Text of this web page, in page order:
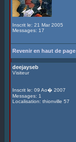
Inscrit le: 21 Mar 2005
Messages: 17
Revenir en haut de page
deejayseb
Visiteur
Inscrit le: 09 Ao� 2007
Messages: 1
Localisation: thionville 57